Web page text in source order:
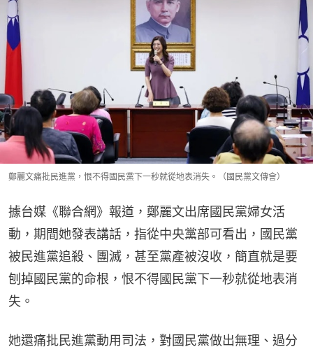
鄭麗文痛批民進黨，恨不得國民黨下一秒就從地表消失。（國民黨文傳會）
據台媒《聯合網》報道，鄭麗文出席國民黨婦女活
動，期間她發表講話，指從中央黨部可看出，國民黨
被民進黨追殺、團滅，甚至黨產被沒收，簡直就是要
刨掉國民黨的命根，恨不得國民黨下一秒就從地表消
失。
她還痛批民進黨動用司法，對國民黨做出無理、過分